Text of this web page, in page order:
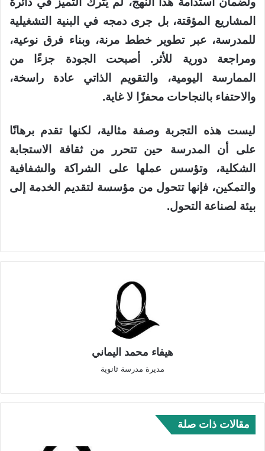
المشاريع المؤقتة، بل جرى دمجه في البنية التشغيلية
للمدرسة، عبر تطوير خطط مرنة، وبناء فرق نوعية،
ومراجعة دورية للأثر. أصبحت الجودة جزءًا من
الممارسة اليومية، والتقويم الذاتي عادة راسخة،
والاحتفاء بالنجاحات محفزًا لا غاية.
ليست هذه التجربة وصفة مثالية، لكنها تقدم برهانًا
على أن المدرسة حين تتحرر من ثقافة الاستجابة
الشكلية، وتؤسس عملها على الشراكة والشفافية
والتمكين، فإنها تتحول من مؤسسة لتقديم الخدمة إلى
بيئة لصناعة التحول.
هيفاء محمد اليماني
مديرة مدرسة ثانوية
مقالات ذات صلة